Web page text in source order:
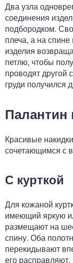
Два узла
соединения
подбородком.
плеча, а на
изделия
петлю, чтобы
проводят другой
груди получился
Палантин
Красивые
сочетающимся с
С курткой
Для кожаной
имеющий яркую
размещают на
спину. Оба
перекидывают
его